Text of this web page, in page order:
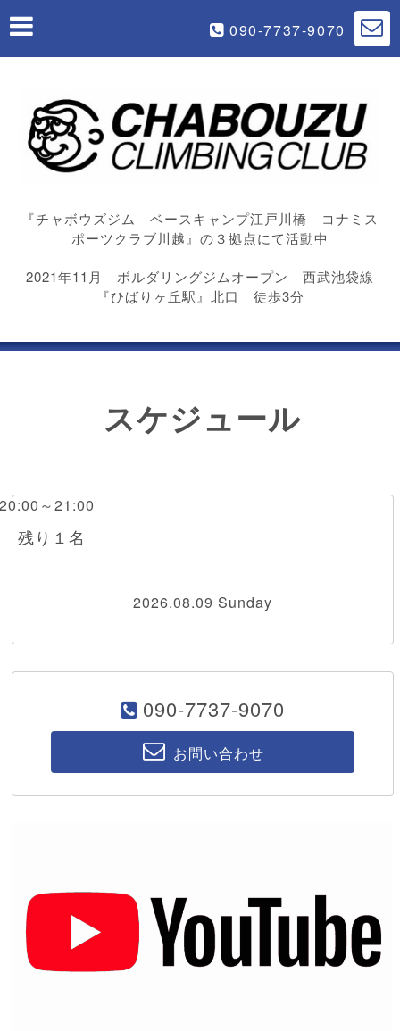
090-7737-9070
『チャボウズジム ベースキャンプ江戸川橋 コナミス
ポーツクラブ川越』の３拠点にて活動中
2021年11月 ボルダリングジムオープン 西武池袋線
『ひばりヶ丘駅』北口 徒歩3分
スケジュール
～21:00
り１名
2026.08.09 Sunday
090-7737-9070
お問い合わせ